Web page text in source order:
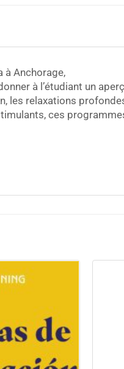
à Anchorage,
à l’étudiant un
les relaxations
ces